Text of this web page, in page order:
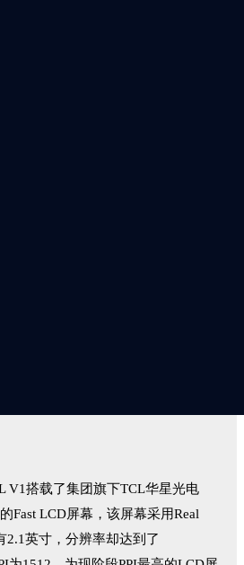
V1搭载了集团旗下TCL华星光电
Fast LCD屏幕，该屏幕采用Real
2.1英寸，分辨率却达到了